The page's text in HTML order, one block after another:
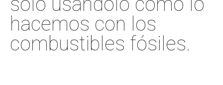
hacemos con los
combustibles fósiles.